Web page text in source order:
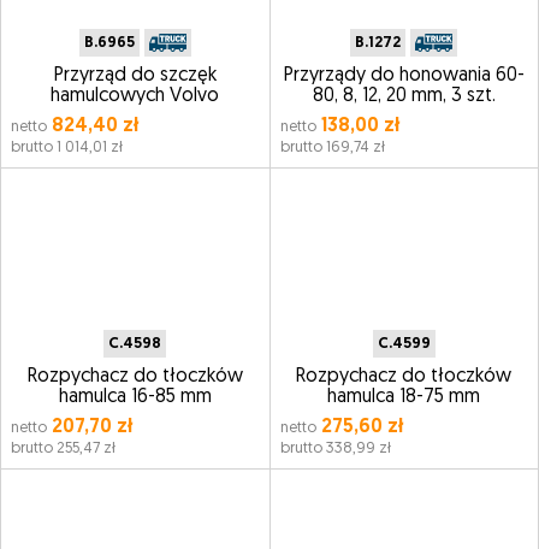
B.6965
Przyrząd do szczęk
hamulcowych Volvo
netto 824,40 zł
brutto 1 014,01 zł
B.1272
Przyrządy do honowania 60-
80, 8, 12, 20 mm, 3 szt.
netto138,00 zł
brutto 169,74 zł
C.4598
Rozpychacz do tłoczków
hamulca 16-85 mm
netto 207,70 zł
brutto 255,47 zł
C.4599
Rozpychacz do tłoczków
hamulca 18-75 mm
netto275,60 zł
brutto 338,99 zł